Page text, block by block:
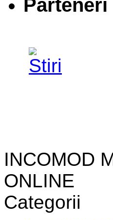
Parteneri
INCOMOD
ONLINE
Categorii